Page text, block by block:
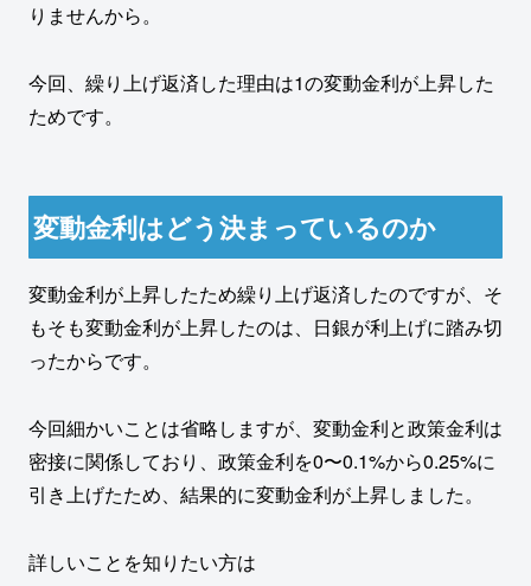
りませんから。
今回、繰り上げ返済した理由は1の変動金利が上昇した
ためです。
変動金利はどう決まっているのか
変動金利が上昇したため繰り上げ返済したのですが、そ
もそも変動金利が上昇したのは、日銀が利上げに踏み切
ったからです。
今回細かいことは省略しますが、変動金利と政策金利は
密接に関係しており、政策金利を0〜0.1%から0.25%に
引き上げたため、結果的に変動金利が上昇しました。
詳しいことを知りたい方は